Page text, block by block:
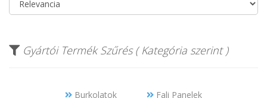
Gyártói Termék Szűrés ( Kategória szerint )
Burkolatok Fali Panelek